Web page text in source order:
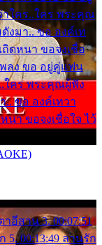
าใคร..ใคร พระคุณ
งมา.. ขอ องค์เท
ดหนา ขอจงเชื่อ
พลง ขอ อยู่คู่แฟน
ใคร พระคุณผู้ฟัง
.. ขอ องค์เทวา
า ขอจงเชื่อใจ ไว้
าอีสาน 3. 00:07:51
5. 00:13:49 ลานรัก